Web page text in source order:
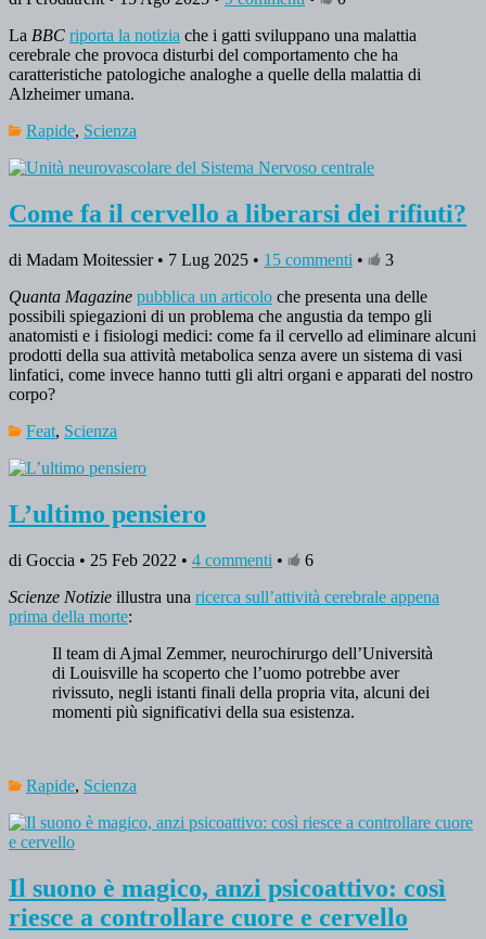
La BBC riporta la notizia che i gatti sviluppano una malattia
cerebrale che provoca disturbi del comportamento che ha
caratteristiche patologiche analoghe a quelle della malattia di
Alzheimer umana.
Rapide, Scienza
Come fa il cervello a liberarsi dei rifiuti?
di Madam Moitessier • 7 Lug 2025 • 15 commenti •
3
Quanta Magazine pubblica un articolo che presenta una delle
possibili spiegazioni di un problema che angustia da tempo gli
anatomisti e i fisiologi medici: come fa il cervello ad eliminare alcuni
prodotti della sua attività metabolica senza avere un sistema di vasi
linfatici, come invece hanno tutti gli altri organi e apparati del nostro
corpo?
Feat, Scienza
L’ultimo pensiero
di Goccia • 25 Feb 2022 • 4 commenti •
6
Scienze Notizie illustra una ricerca sull’attività cerebrale appena
prima della morte:
Il team di Ajmal Zemmer, neurochirurgo dell’Università
di Louisville ha scoperto che l’uomo potrebbe aver
rivissuto, negli istanti finali della propria vita, alcuni dei
momenti più significativi della sua esistenza.
Rapide, Scienza
Il suono è magico, anzi psicoattivo: così
riesce a controllare cuore e cervello